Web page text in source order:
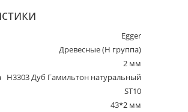
Egger
Древесные (Н группа)
2 мм
H3303 Дуб Гамильтон натуральный
ST10
43*2 мм